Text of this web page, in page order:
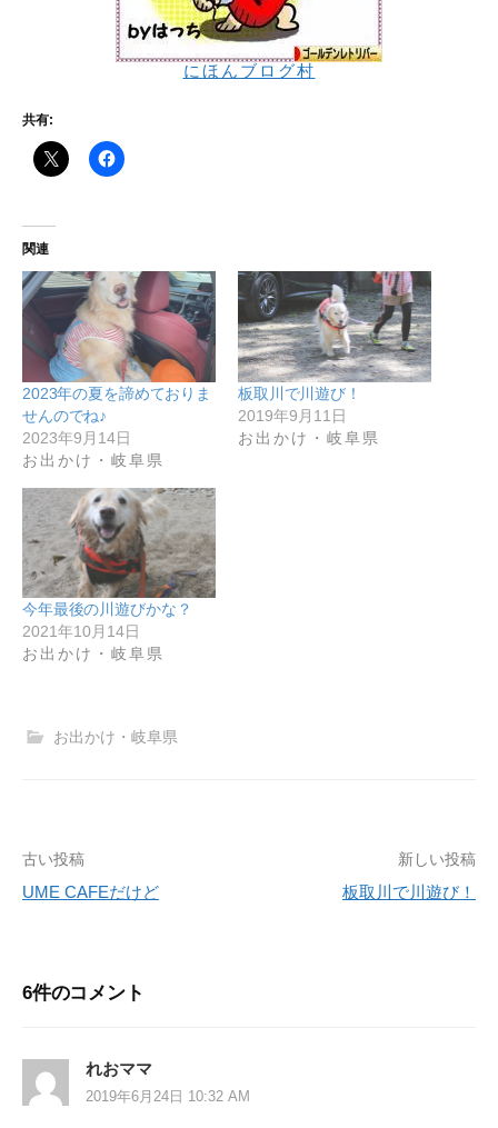
にほんブログ村
共有:
関連
2023年の夏を諦めておりま
せんのでね♪
2023年9月14日
お出かけ・岐阜県
板取川で川遊び！
2019年9月11日
お出かけ・岐阜県
今年最後の川遊びかな？
2021年10月14日
お出かけ・岐阜県
お出かけ・岐阜県
投
稿
ビ
ー
シ
古い投稿
UME CAFEだけど
新しい投稿
板取川で川遊び！
6件のコメント
れおママ
2019年6月24日 10:32 AM